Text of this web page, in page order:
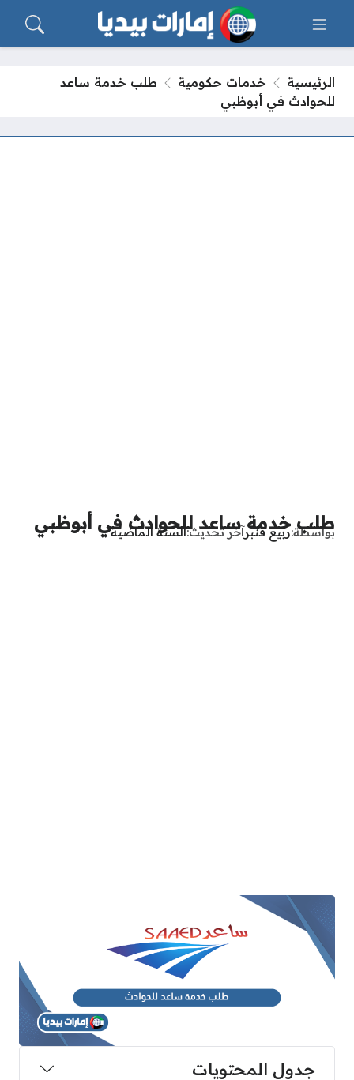
الرئيسية خدمات حكومية
طلب خدمة ساعد
للحوادث في أبوظبي
طلب خدمة ساعد للحوادث في أبوظبي
بواسطة ربيع قنبرآخر تحديثالسنة الماضية
جدول المحتويات